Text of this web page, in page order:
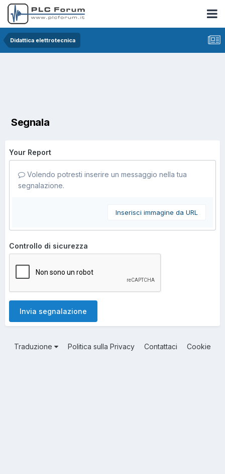
Didattica elettrotecnica
Segnala
Your Report
Volendo potresti inserire un messaggio nella tua
segnalazione.
Inserisci immagine da URL
Controllo di sicurezza
Invia segnalazione
Traduzione Politica sulla Privacy Contattaci Cookie